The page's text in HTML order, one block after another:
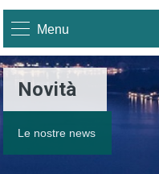
Menu
Novità
Le nostre news